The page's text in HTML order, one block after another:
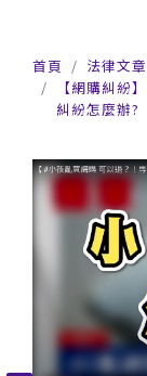
首頁
法律文章
【網購糾紛
糾紛怎麼辦?